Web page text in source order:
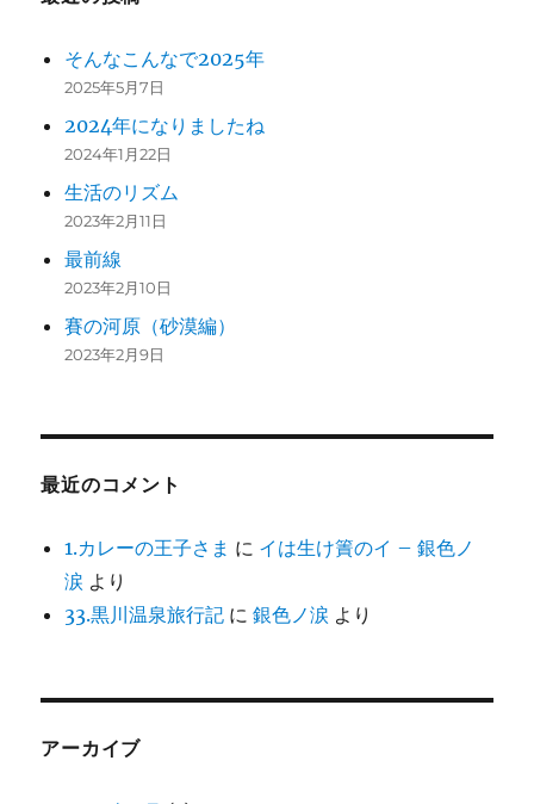
そんなこんなで2025年
2025年5月7日
2024年になりましたね
2024年1月22日
生活のリズム
2023年2月11日
最前線
2023年2月10日
賽の河原（砂漠編）
2023年2月9日
最近のコメント
1.カレーの王子さま に イは生け簀のイ – 銀色ノ
涙 より
33.黒川温泉旅行記 に銀色ノ涙 より
アーカイブ